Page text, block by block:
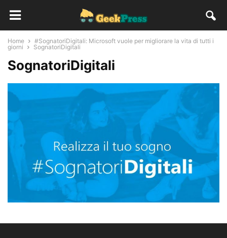
Home
#SognatoriDigitali: Microsoft vuole per migliorare la vita di tutti i
giorni
SognatoriDigitali
SognatoriDigitali